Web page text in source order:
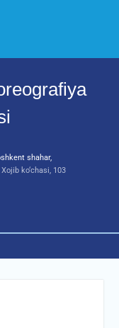
shahar,
ko‘chasi, 103